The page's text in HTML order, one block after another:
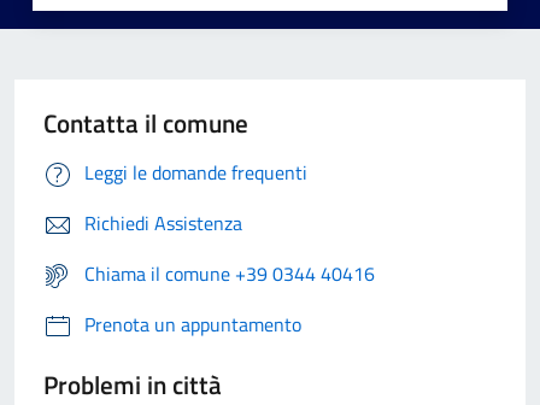
Contatta il comune
Leggi le domande frequenti
Richiedi Assistenza
Chiama il comune +39 0344 40416
Prenota un appuntamento
Problemi in città